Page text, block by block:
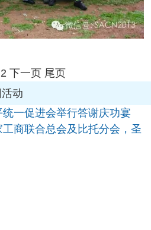
2 下一页 尾页
动
一促进会举行答谢庆功宴
商联合总会及比托分会，圣